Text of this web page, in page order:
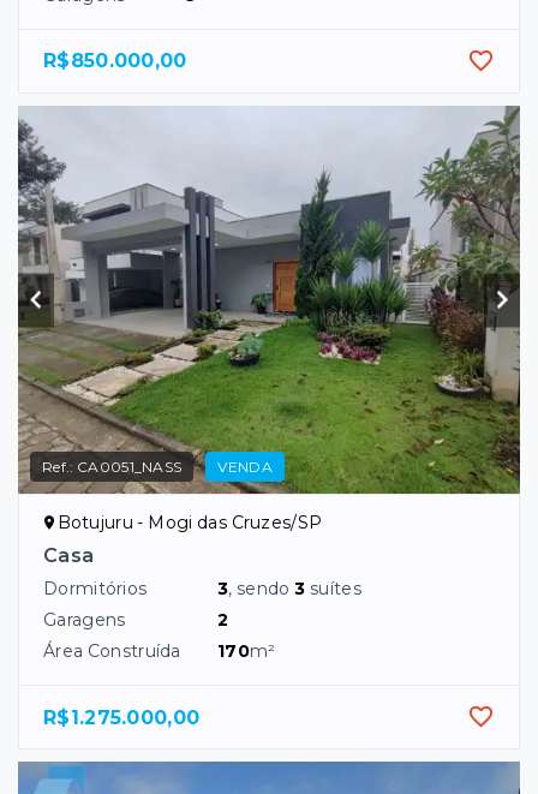
R$850.000,00
Ref.: CA0051_NASS VENDA
Botujuru - Mogi das Cruzes/SP
Casa
Dormitórios 3, sendo3 suítes
Garagens
2
Área Construída
170m²
R$1.275.000,00